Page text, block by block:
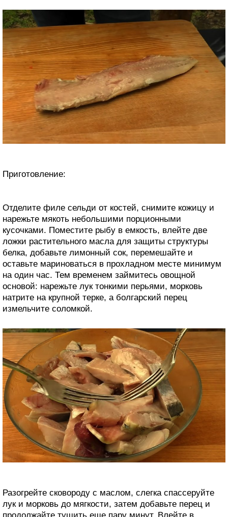
Приготовление:
Отделите филе сельди от костей, снимите кожицу и
нарежьте мякоть небольшими порционными
кусочками. Поместите рыбу в емкость, влейте две
ложки растительного масла для защиты структуры
белка, добавьте лимонный сок, перемешайте и
оставьте мариноваться в прохладном месте минимум
на один час. Тем временем займитесь овощной
основой: нарежьте лук тонкими перьями, морковь
натрите на крупной терке, а болгарский перец
измельчите соломкой.
Разогрейте сковороду с маслом, слегка спассеруйте
лук и морковь до мягкости, затем добавьте перец и